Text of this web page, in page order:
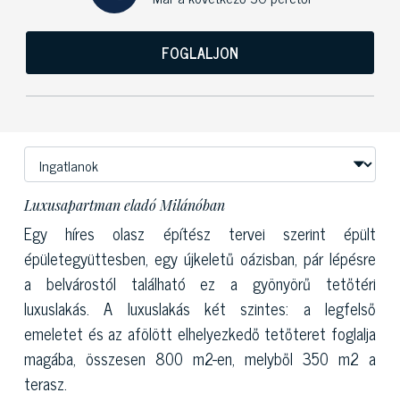
FOGLALJON
Luxusapartman eladó Milánóban
Egy híres olasz építész tervei szerint épült
épületegyüttesben, egy újkeletű oázisban, pár lépésre
a belvárostól található ez a gyönyörű tetőtéri
luxuslakás. A luxuslakás két szintes: a legfelső
emeletet és az afölött elhelyezkedő tetőteret foglalja
magába, összesen 800 m2-en, melyből 350 m2 a
terasz.